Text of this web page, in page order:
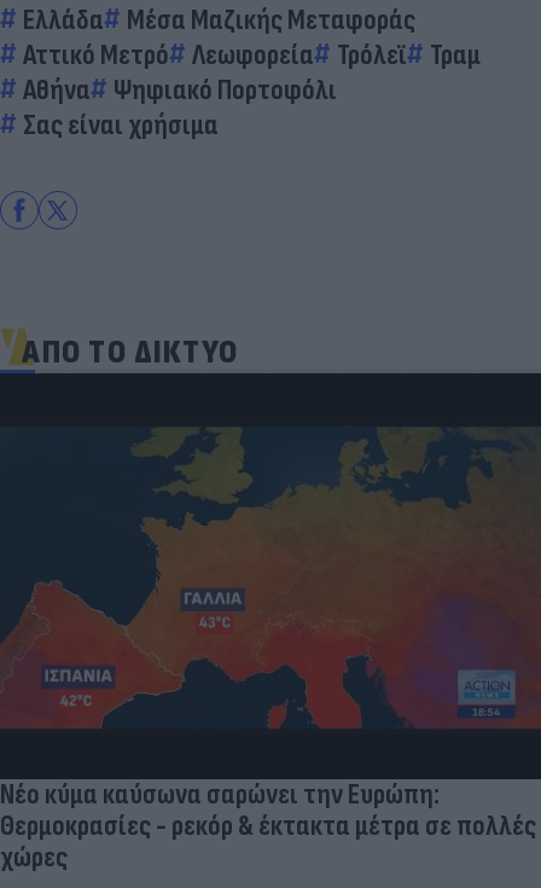
Ελλάδα
Μέσα Μαζικής Μεταφοράς
Αττικό Μετρό
Λεωφορεία Τρόλεϊ
Τραμ
Αθήνα
Ψηφιακό Πορτοφόλι
Σας είναι χρήσιμα
ΑΠΟ ΤΟ ΔΙΚΤΥΟ
Νέο κύμα καύσωνα σαρώνει την Ευρώπη:
Θερμοκρασίες - ρεκόρ & έκτακτα μέτρα σε πολλές
χώρες